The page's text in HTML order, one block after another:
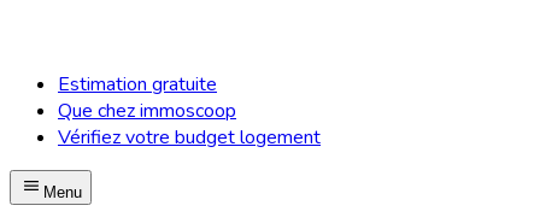
Estimation gratuite
Que chez immoscoop
Vérifiez votre budget logement
Menu